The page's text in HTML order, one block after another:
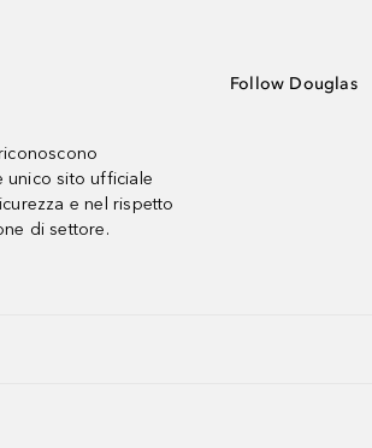
unico sito ufficiale
e nel rispetto
di settore.
Follow Douglas